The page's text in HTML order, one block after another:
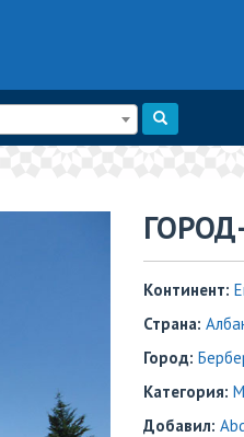
Континент:
Страна:
Город:
Категория:
Добавил: